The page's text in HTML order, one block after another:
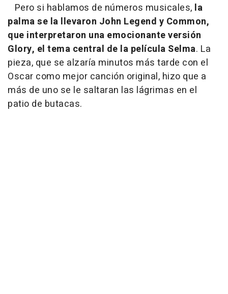
Pero si hablamos de números musicales, la
palma se la llevaron John Legend y Common,
que interpretaron una emocionante versión
Glory, el tema central de la película Selma. La
pieza, que se alzaría minutos más tarde con el
Oscar como mejor canción original, hizo que a
más de uno se le saltaran las lágrimas en el
patio de butacas.